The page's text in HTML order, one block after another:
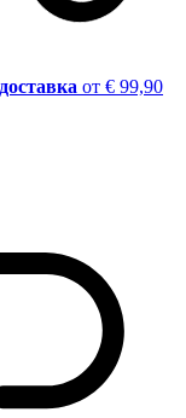
от € 99,90